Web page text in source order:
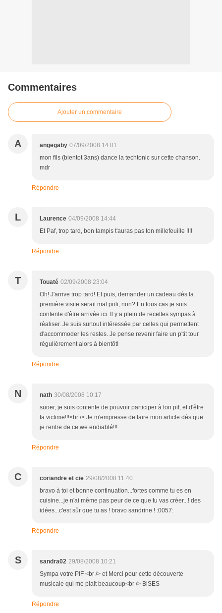
Commentaires
Ajouter un commentaire
A angegaby 07/09/2008 14:01
mon fils (bientot 3ans) dance la techtonic sur cette chanson.
mdr
Répondre
L Laurence 04/09/2008 14:44
Et Paf, trop tard, bon tampis t'auras pas ton millefeuille !!!!
Répondre
T Touaté 02/09/2008 23:04
Oh! J'arrive trop tard! Et puis, demander un cadeau dès la
première visite serait mal poli, non? En tous cas je suis
contente d'être arrivée ici. Il y a plein de recettes sympas à
réaliser. Je suis surtout intéressée par celles qui permettent
d'accommoder les restes. Je pense revenir faire un p'tit tour
régulièrement alors à bientôt!
Répondre
N nath 30/08/2008 10:17
suoer, je suis contente de pouvoir participer à ton pif, et d'être
ta victime!!!<br /> Je m'empresse de faire mon article dès que
je rentre de ce we endiablé!!!
Répondre
C coriandre et cie 29/08/2008 11:40
bravo à toi et bonne continuation...fortes comme tu es en
cuisine...je n'ai même pas peur de ce que tu vas créer...! des
idées...c'est sûr que tu as ! bravo sandrine ! :0057:
Répondre
S sandra02 29/08/2008 10:21
Sympa votre PIF <br /> et Merci pour cette découverte
musicale qui me plait beaucoup<br /> BiSES
Répondre